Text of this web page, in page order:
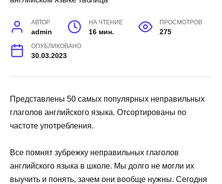
АВТОР
admin
НА ЧТЕНИЕ
16 мин.
ПРОСМОТРОВ
275
ОПУБЛИКОВАНО
30.03.2023
Представлены 50 самых популярных неправильных
глаголов английского языка. Отсортированы по
частоте употребления.
Все помнят зубрежку неправильных глаголов
английского языка в школе. Мы долго не могли их
выучить и понять, зачем они вообще нужны. Сегодня